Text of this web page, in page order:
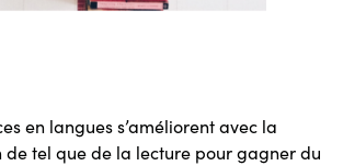
en langues s’améliorent avec la
de tel que de la lecture pour gagner du